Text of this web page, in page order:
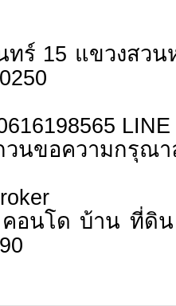
ร์ 15 แขวงสวน
LINE
วนขอความกรุณ
คอนโด บ้าน ที่ดิ